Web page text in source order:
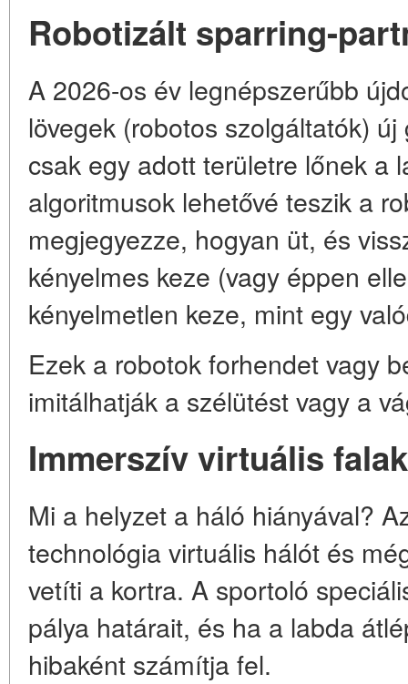
Robotizált sparring-
A 2026-os év legnépszerűbb
lövegek (robotos szolgáltatók)
csak egy adott területre lőnek a
algoritmusok lehetővé teszik a
megjegyezze, hogyan üt, és
kényelmes keze (vagy éppen
kényelmetlen keze, mint egy
Ezek a robotok forhendet vagy
imitálhatják a szélütést vagy a
Immerszív virtuális falak
Mi a helyzet a háló hiányával?
technológia virtuális hálót és
vetíti a kortra. A sportoló
pálya határait, és ha a labda
hibaként számítja fel.